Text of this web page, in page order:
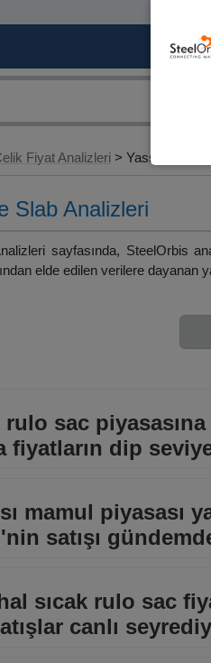
Fiyat Analizleri > Yassı Ürünler
Slab Analizleri
sayfasında, SteelOrbis
elde edilen verilere dayanan
rulo sac
fiyatların dip
mamul piyasası
satışı
sıcak rulo sac
canlı